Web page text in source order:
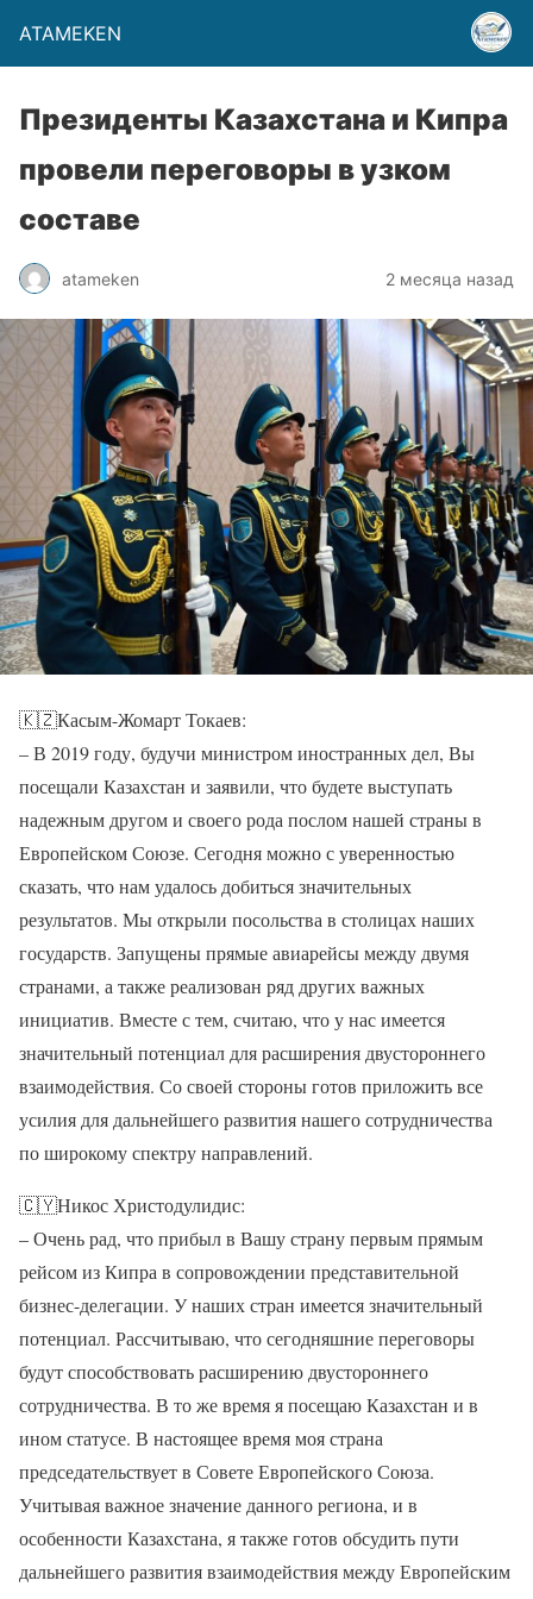
ATAMEKEN
Президенты Казахстана и Кипра
провели переговоры в узком
составе
atameken 2 месяца назад
🇰🇿Касым-Жомарт Токаев:
– В 2019 году, будучи министром иностранных дел, Вы
посещали Казахстан и заявили, что будете выступать
надежным другом и своего рода послом нашей страны в
Европейском Союзе. Сегодня можно с уверенностью
сказать, что нам удалось добиться значительных
результатов. Мы открыли посольства в столицах наших
государств. Запущены прямые авиарейсы между двумя
странами, а также реализован ряд других важных
инициатив. Вместе с тем, считаю, что у нас имеется
значительный потенциал для расширения двустороннего
взаимодействия. Со своей стороны готов приложить все
усилия для дальнейшего развития нашего сотрудничества
по широкому спектру направлений.
🇨🇾Никос Христодулидис:
– Очень рад, что прибыл в Вашу страну первым прямым
рейсом из Кипра в сопровождении представительной
бизнес-делегации. У наших стран имеется значительный
потенциал. Рассчитываю, что сегодняшние переговоры
будут способствовать расширению двустороннего
сотрудничества. В то же время я посещаю Казахстан и в
ином статусе. В настоящее время моя страна
председательствует в Совете Европейского Союза.
Учитывая важное значение данного региона, и в
особенности Казахстана, я также готов обсудить пути
дальнейшего развития взаимодействия между Европейским